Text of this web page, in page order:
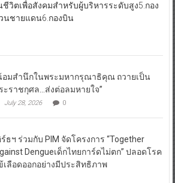
วิตเพื่อสังคมสำหรับผู้บริหารระดับสูง5.กอง
นชายแดน6.กองบิน
อมสำนึกในพระมหากรุณาธิคุณ ถวายเป็น
ะราชกุศล…ส่งต่อลมหายใจ”
July 28, 2026 0
ร์ธฯ ร่วมกับ PIM จัดโครงการ “Together
Dengueเด็กไทยการ์ดไม่ตก” ปลอดโรค
เลือดออกอย่างมีประสิทธิภาพ